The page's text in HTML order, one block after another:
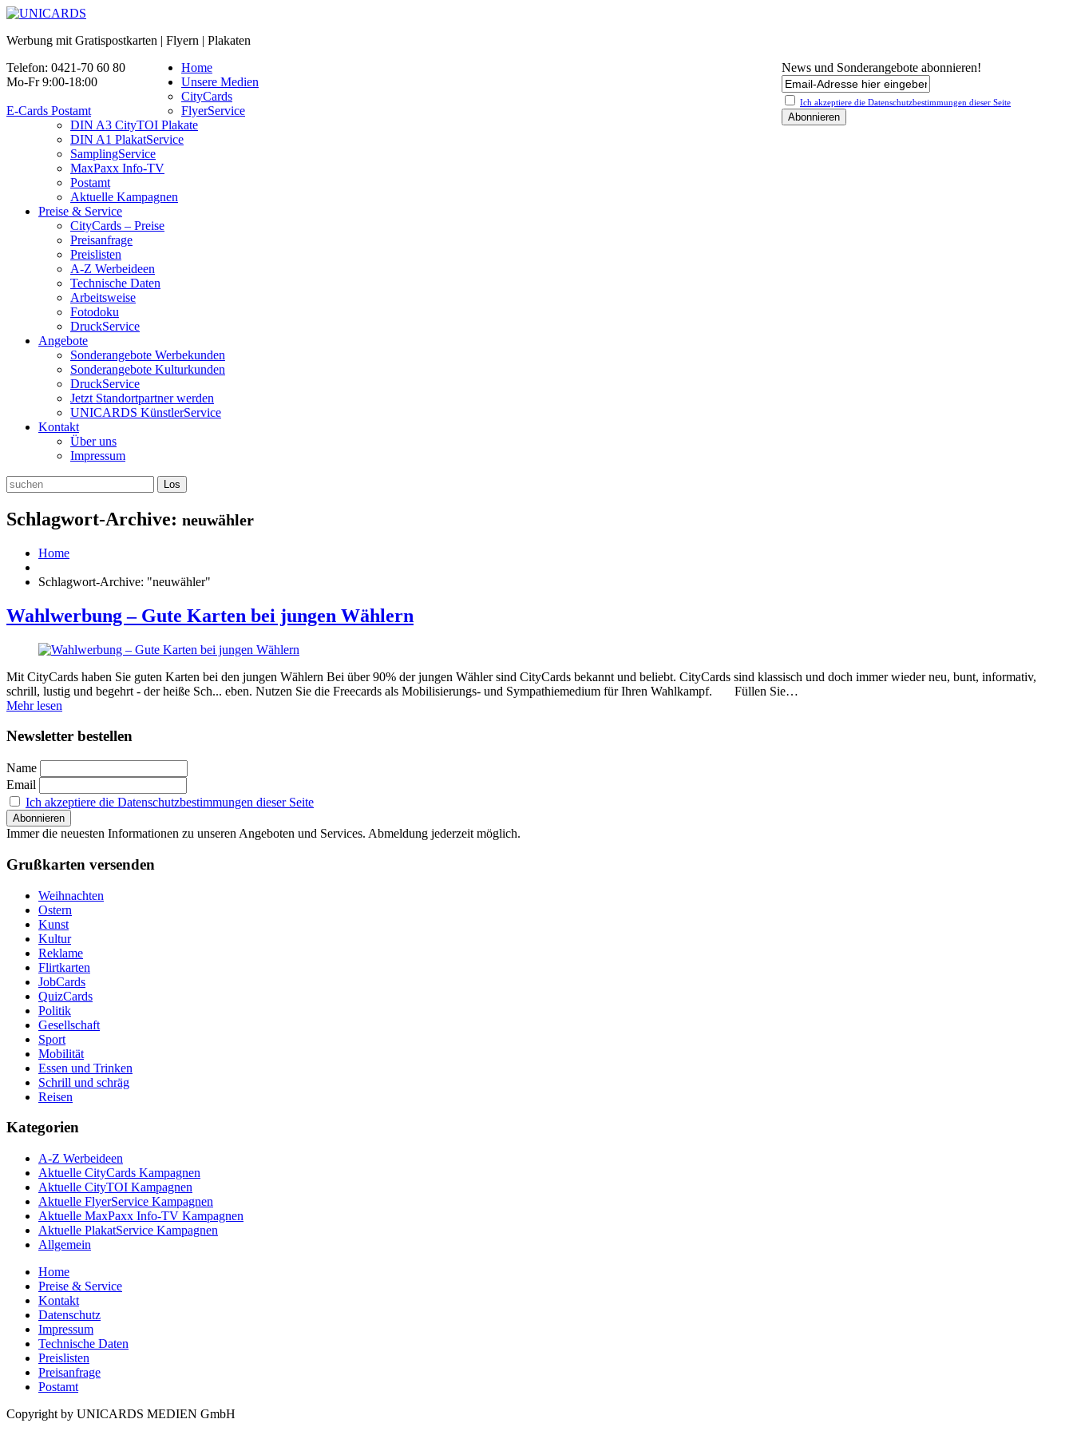
Werbung mit Gratispostkarten | Flyern | Plakaten
Telefon: 0421-70 60 80
Mo-Fr 9:00-18:00
E-Cards Postamt
News und Sonderangebote abonnieren!
Ich akzeptiere die Datenschutz­bestimmungen dieser Seite
Home
Unsere Medien
CityCards
FlyerService
DIN A3 CityTOI Plakate
DIN A1 PlakatService
SamplingService
MaxPaxx Info-TV
Postamt
Aktuelle Kampagnen
Preise & Service
CityCards – Preise
Preisanfrage
Preislisten
A-Z Werbeideen
Technische Daten
Arbeitsweise
Fotodoku
DruckService
Angebote
Sonderangebote Werbekunden
Sonderangebote Kulturkunden
DruckService
Jetzt Standortpartner werden
UNICARDS KünstlerService
Kontakt
Über uns
Impressum
Schlagwort-Archive: neuwähler
Home
Schlagwort-Archive: "neuwähler"
Wahlwerbung – Gute Karten bei jungen Wählern
Mit CityCards haben Sie guten Karten bei den jungen Wählern Bei über 90% der jungen Wähler sind CityCards bekannt und beliebt. CityCards sind klassisch und doch immer wieder neu, bunt, informativ,
schrill, lustig und begehrt - der heiße Sch... eben. Nutzen Sie die Freecards als Mobilisierungs- und Sympathiemedium für Ihren Wahlkampf. Füllen Sie…
Mehr lesen
Newsletter bestellen
Name
Email
Ich akzeptiere die Datenschutzbestimmungen dieser Seite
Immer die neuesten Informationen zu unseren Angeboten und Services. Abmeldung jederzeit möglich.
Grußkarten versenden
Weihnachten
Ostern
Kunst
Kultur
Reklame
Flirtkarten
JobCards
QuizCards
Politik
Gesellschaft
Sport
Mobilität
Essen und Trinken
Schrill und schräg
Reisen
Kategorien
A-Z Werbeideen
Aktuelle CityCards Kampagnen
Aktuelle CityTOI Kampagnen
Aktuelle FlyerService Kampagnen
Aktuelle MaxPaxx Info-TV Kampagnen
Aktuelle PlakatService Kampagnen
Allgemein
Home
Preise & Service
Kontakt
Datenschutz
Impressum
Technische Daten
Preislisten
Preisanfrage
Postamt
Copyright by UNICARDS MEDIEN GmbH